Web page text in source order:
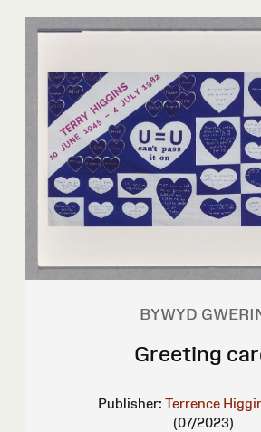
BYWYD
Greeting
Publisher: Terrence
(07/2023)